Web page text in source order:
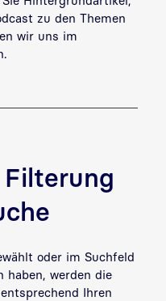
zu den Themen
wir uns im
oder im Suchfeld
haben, werden die
Ihren